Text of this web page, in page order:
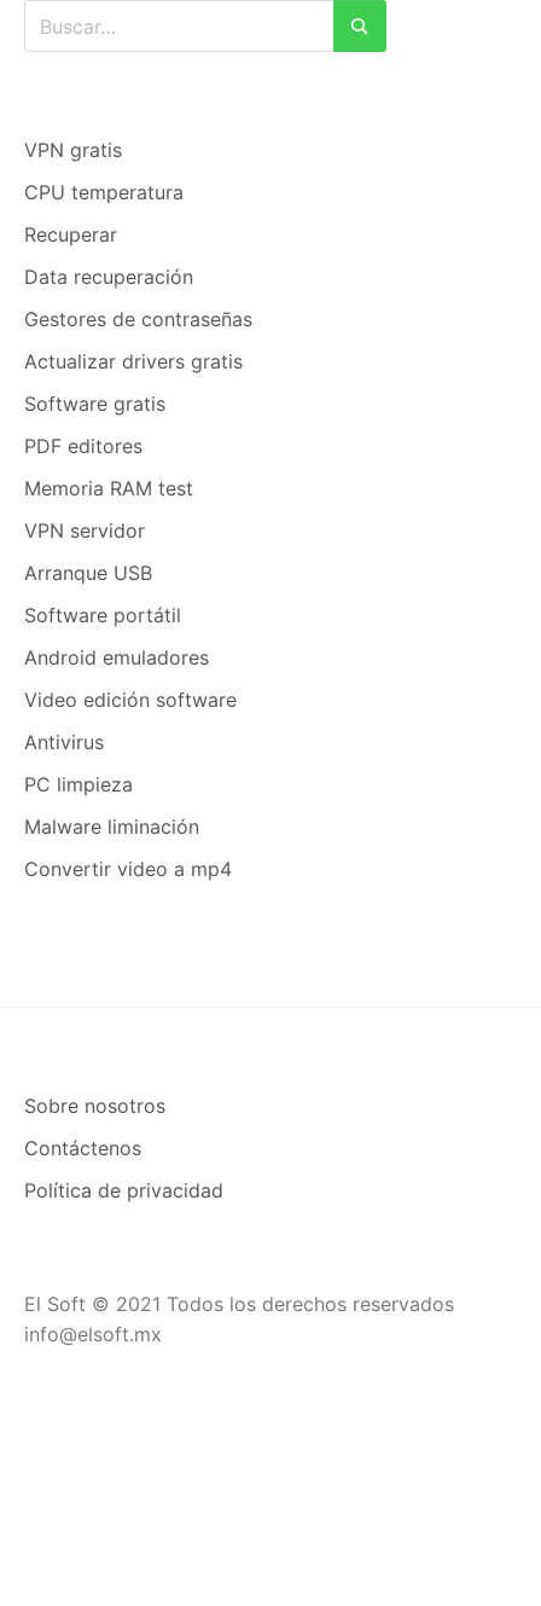
Buscar:
Buscar
VPN gratis
CPU temperatura
Recuperar
Data recuperación
Gestores de contraseñas
Actualizar drivers gratis
Software gratis
PDF editores
Memoria RAM test
VPN servidor
Arranque USB
Software portátil
Android emuladores
Video edición software
Antivirus
PC limpieza
Malware liminación
Convertir video a mp4
Sobre nosotros
Contáctenos
Política de privacidad
El Soft © 2021 Todos los derechos reservados
info@elsoft.mx